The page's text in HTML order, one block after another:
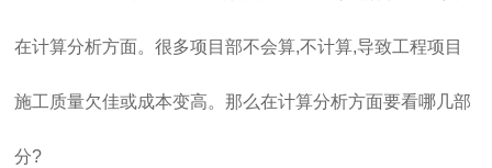
在计算分析方面。很多项目部不会算,不计算,导致工程项目
施工质量欠佳或成本变高。那么在计算分析方面要看哪几部
分?